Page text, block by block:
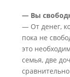
— Вы
— От денег,
пока не
это
семья, две